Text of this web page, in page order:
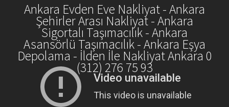
Ankara Evden Eve Nakliyat - Ankara
Şehirler Arası Nakliyat - Ankara
Sigortalı Taşımacılık - Ankara
Asansörlü Taşımacılık - Ankara Eşya
Depolama - İlden İle Nakliyat Ankara 0
(312) 276 75 93